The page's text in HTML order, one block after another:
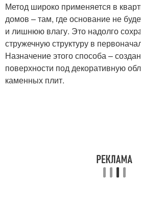
Метод широко применяется в
домов – там, где основание не
и лишнюю влагу. Это надолго
стружечную структуру в
Назначение этого способа –
поверхности под декоративную
каменных плит.